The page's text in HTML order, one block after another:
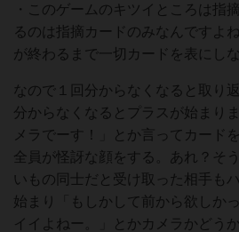
・このゲームのキツイところは指
るのは指摘カードのみなんですよ
が終わるまで一切カードを表にし
なので１回分からなくなると取り
分からなくなるとプラスが始まり
メラでーす！」とか言ってカード
全員が怪訝な顔をする。あれ？そ
いもの同士だと受け取った相手も
始まり「もしかして前から欲しか
イイよねー。」とかカメラかどう